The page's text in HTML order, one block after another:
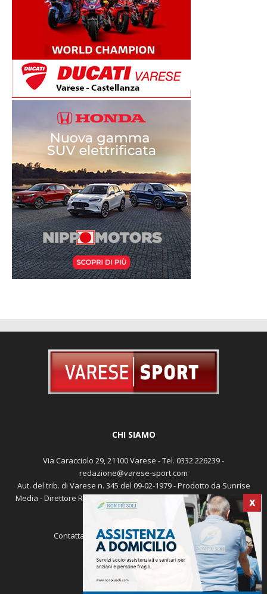
X
CHI SIAMO
Via Caracciolo 29, 21100 Varese - Tel. 0332 226239 -
redazione@varese-sport.com
Aut. del trib. di Varese n. 345 del 09-02-1979 - Prodotto da Sunrise
Media - Direttore Responsabile: Michele Marocco -Cookie policy
Pubblicità
Contattaci: redazione@varese-sport.com
SEGUICI